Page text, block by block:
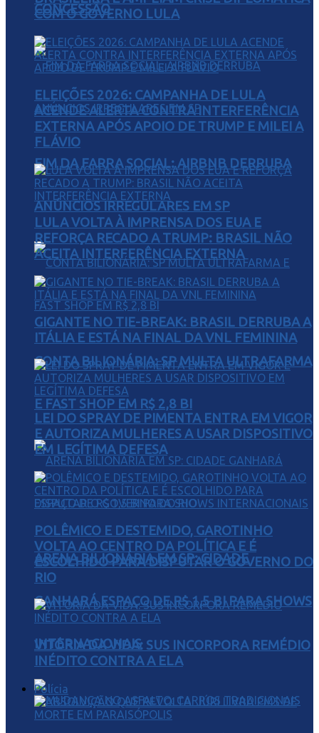
CONCESSÃO
FIM DA FARRA SOCIAL: AIRBNB DERRUBA
ANÚNCIOS IRREGULARES EM SP
CONTA BILIONÁRIA: SP MULTA ULTRAFARMA
E FAST SHOP EM R$ 2,8 BI
ARENA BILIONÁRIA EM SP: CIDADE
GANHARÁ ESPAÇO DE R$ 1,5 BI PARA SHOWS
INTERNACIONAIS
COM O GOVERNO LULA
ELEIÇÕES 2026: CAMPANHA DE LULA
ACENDE ALERTA CONTRA INTERFERÊNCIA
EXTERNA APÓS APOIO DE TRUMP E MILEI A
FLÁVIO
LULA VOLTA À IMPRENSA DOS EUA E
REFORÇA RECADO A TRUMP: BRASIL NÃO
ACEITA INTERFERÊNCIA EXTERNA
GIGANTE NO TIE-BREAK: BRASIL DERRUBA A
ITÁLIA E ESTÁ NA FINAL DA VNL FEMININA
LEI DO SPRAY DE PIMENTA ENTRA EM VIGOR
E AUTORIZA MULHERES A USAR DISPOSITIVO
EM LEGÍTIMA DEFESA
POLÊMICO E DESTEMIDO, GAROTINHO
VOLTA AO CENTRO DA POLÍTICA E É
ESCOLHIDO PARA DISPUTAR O GOVERNO DO
RIO
VITÓRIA DA VIDA: SUS INCORPORA REMÉDIO
INÉDITO CONTRA A ELA
Polícia